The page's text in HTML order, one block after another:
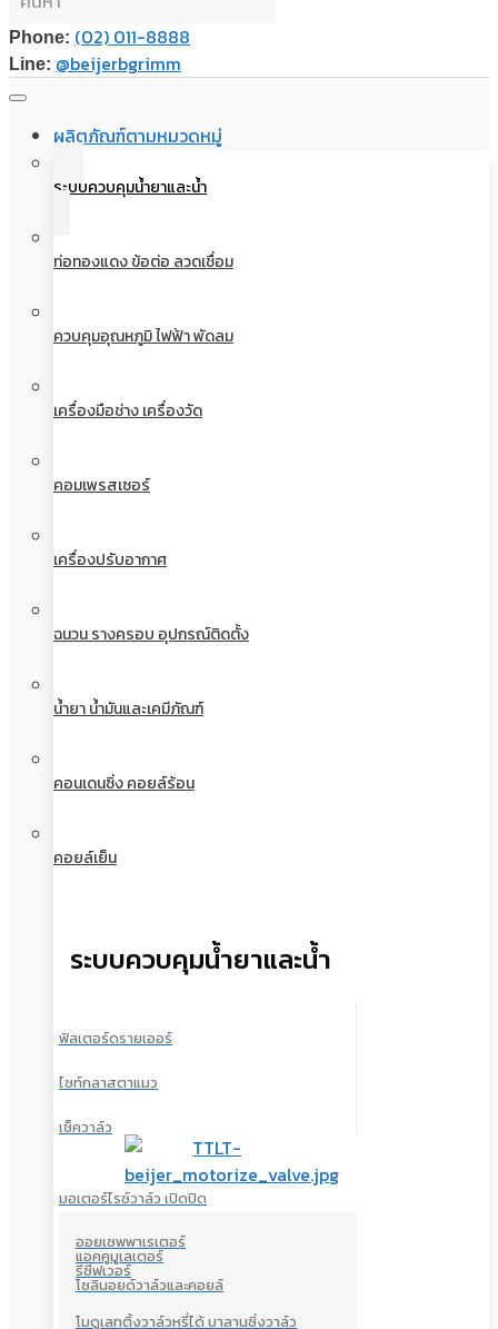
Phone: (02) 011-8888
Line: @beijerbgrimm
ผลิตภัณฑ์ตามหมวดหมู่
ระบบควบคุมน้ำยาและน้ำ
ท่อทองแดง ข้อต่อ ลวดเชื่อม
ควบคุมอุณหภูมิ ไฟฟ้า พัดลม
เครื่องมือช่าง เครื่องวัด
คอมเพรสเซอร์
เครื่องปรับอากาศ
ฉนวน รางครอบ อุปกรณ์ติดตั้ง
น้ำยา น้ำมันและเคมีภัณฑ์
คอนเดนซิ่ง คอยล์ร้อน
คอยล์เย็น
ระบบควบคุมน้ำยาและน้ำ
ฟิลเตอร์ดรายเออร์
ไซท์กลาสตาแมว
เช็ควาล์ว
มอเตอร์ไรซ์วาล์ว เปิดปิด
ออยเซพพาเรเตอร์
แอคคูมูเลเตอร์
รีซีฟเวอร์
โซลินอยด์วาล์วและคอยล์
โมดูเลทติ้งวาล์วหรี่ได้ บาลานซิ่งวาล์ว